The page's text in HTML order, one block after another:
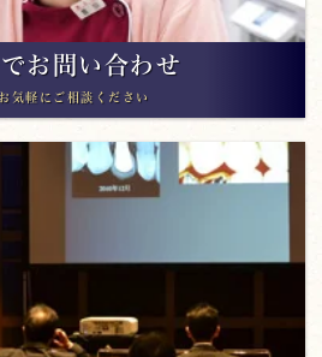
お問い合わせ
気軽にご相談ください